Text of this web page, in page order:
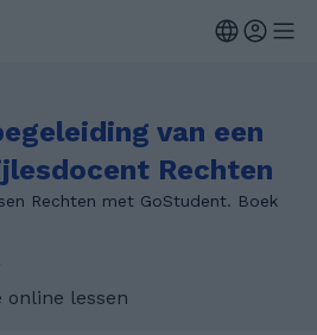
van een
Rechten
Rechten met GoStudent. Boek
online lessen